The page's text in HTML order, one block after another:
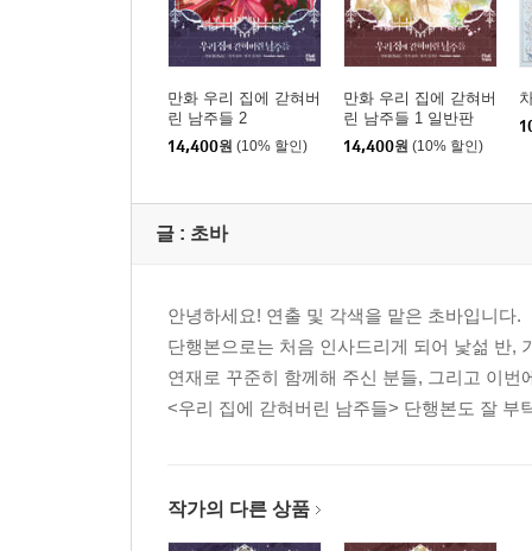
만화 우리 집에 갇혀버
린 남주들 2
14,400원 (10% 할인)
만화 우리 집에 갇혀버
린 남주들 1 일반판
14,400원 (10% 할인)
글 : 초바
안녕하세요! 연출 및 각색을 맡은 초바입니다.
단행본으로는 처음 인사드리게 되어 낯섦 반,
연재로 꾸준히 함께해 주신 분들, 그리고 이
<우리 집에 갇혀버린 남주들> 단행본도 잘 부
작가의 다른 상품